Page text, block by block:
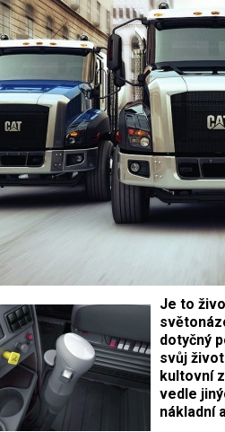
Je to
dotyčný
svůj
kultovní
vedle
nákladní